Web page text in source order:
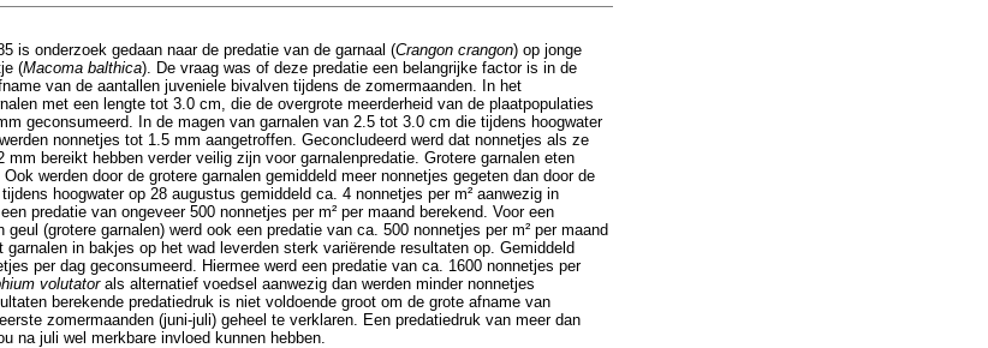
is onderzoek gedaan naar de predatie van de garnaal (Crangon crangon) op jonge
(Macoma balthica). De vraag was of deze predatie een belangrijke factor is in de
van de aantallen juveniele bivalven tijdens de zomermaanden. In het
met een lengte tot 3.0 cm, die de overgrote meerderheid van de plaatpopulaties
geconsumeerd. In de magen van garnalen van 2.5 tot 3.0 cm die tijdens hoogwater
nonnetjes tot 1.5 mm aangetroffen. Geconcludeerd werd dat nonnetjes als ze
mm bereikt hebben verder veilig zijn voor garnalenpredatie. Grotere garnalen eten
werden door de grotere garnalen gemiddeld meer nonnetjes gegeten dan door de
hoogwater op 28 augustus gemiddeld ca. 4 nonnetjes per m² aanwezig in
predatie van ongeveer 500 nonnetjes per m² per maand berekend. Voor een
geul (grotere garnalen) werd ook een predatie van ca. 500 nonnetjes per m² per maand
in bakjes op het wad leverden sterk variërende resultaten op. Gemiddeld
per dag geconsumeerd. Hiermee werd een predatie van ca. 1600 nonnetjes per
volutatorals alternatief voedsel aanwezig dan werden minder nonnetjes
berekende predatiedruk is niet voldoende groot om de grote afname van
zomermaanden (juni-juli) geheel te verklaren. Een predatiedruk van meer dan
na juli wel merkbare invloed kunnen hebben.